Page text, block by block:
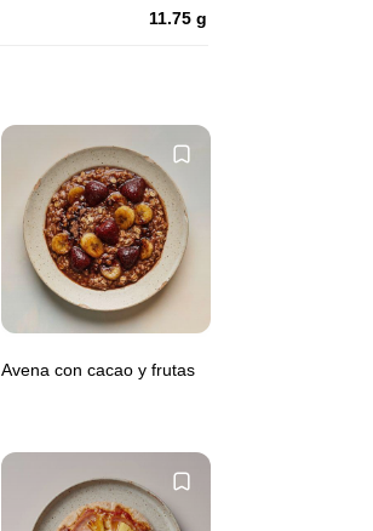
11.75 g
Avena con cacao y frutas